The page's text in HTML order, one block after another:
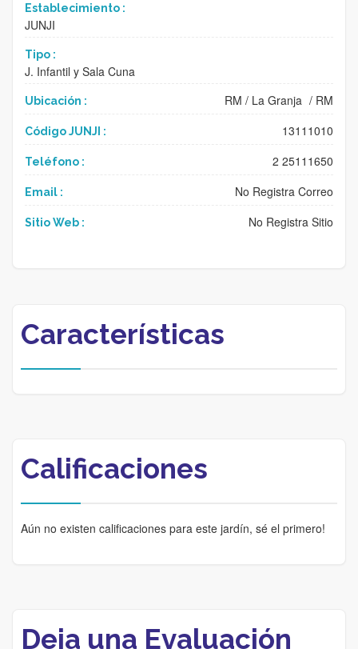
Establecimiento :
JUNJI
Tipo :
J. Infantil y Sala Cuna
Ubicación : RM / La Granja / RM
Código JUNJI : 13111010
Teléfono : 2 25111650
Email : No Registra Correo
Sitio Web : No Registra Sitio
Características
Calificaciones
Aún no existen calificaciones para este jardín, sé el primero!
Deja una Evaluación